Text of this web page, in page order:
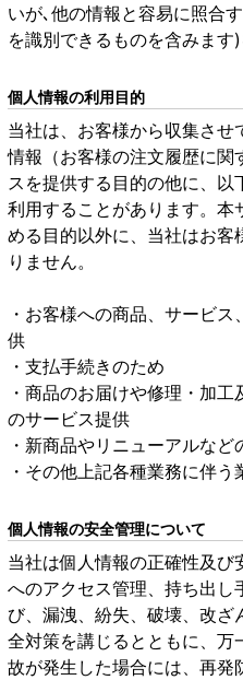
いが､他の情報と容易に照合
を識別できるものを含みます
個人情報の利用目的
当社は、お客様から収集さ
情報（お客様の注文履歴に
スを提供する目的の他に、
利用することがあります。本
める目的以外に、当社はお客
りません。
・お客様への商品、サービ
供
・支払手続きのため
・商品のお届けや修理・加
のサービス提供
・新商品やリニューアルな
・その他上記各種業務に伴う
個人情報の安全管理について
当社は個人情報の正確性及び
へのアクセス管理、持ち出し
び、漏洩、紛失、破壊、改
全対策を講じるとともに、
故が発生した場合には、再